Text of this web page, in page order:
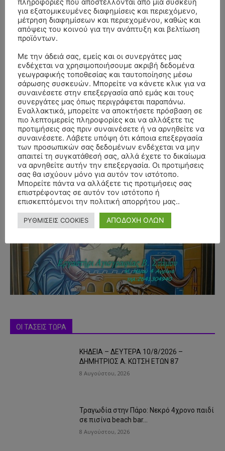
ΟΙ ΤΑΣΕΙΣ ΤΩΡΑ
ΚΗΔΕΙΑ – ΔΕΥΤΕΡΑ 10/8/2026 –
ΔΗΜΗΤΡΙΟΣ Α. ΚΩΤΣΗ ΕΤΩΝ 87
8 Αυγούστου, 2026
Τραγωδία στην Πάρο: Νεκρό 4χρονο παιδί
σε πισίνα beach bar…
8 Αυγούστου, 2026
για εξατομικευμένες διαφημίσεις και περιεχόμενο,
μέτρηση διαφημίσεων και περιεχομένου, καθώς και
απόψεις του κοινού για την ανάπτυξη και βελτίωση
προϊόντων.
Με την άδειά σας, εμείς και οι συνεργάτες μας
ενδέχεται να χρησιμοποιήσουμε ακριβή δεδομένα
γεωγραφικής τοποθεσίας και ταυτοποίησης μέσω
σάρωσης συσκευών. Μπορείτε να κάνετε κλικ για να
συναινέσετε στην επεξεργασία από εμάς και τους
συνεργάτες μας όπως περιγράφεται παραπάνω.
Εναλλακτικά, μπορείτε να αποκτήσετε πρόσβαση σε
πιο λεπτομερείς πληροφορίες και να αλλάξετε τις
προτιμήσεις σας πριν συναινέσετε ή να αρνηθείτε να
συναινέσετε. Λάβετε υπόψη ότι κάποια επεξεργασία
των προσωπικών σας δεδομένων ενδέχεται να μην
απαιτεί τη συγκατάθεσή σας, αλλά έχετε το δικαίωμα
να αρνηθείτε αυτήν την επεξεργασία. Οι προτιμήσεις
σας θα ισχύουν μόνο για αυτόν τον ιστότοπο.
Μπορείτε πάντα να αλλάξετε τις προτιμήσεις σας
επιστρέφοντας σε αυτόν τον ιστότοπο ή
επισκεπτόμενοι την πολιτική απορρήτου μας..
ΡΥΘΜΙΣΕΙΣ COOKIES ΑΠΟΔΟΧΗ ΟΛΩΝ